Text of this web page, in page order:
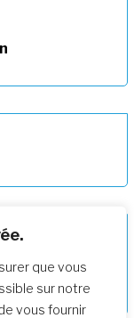
que vous
sur notre
vous fournir